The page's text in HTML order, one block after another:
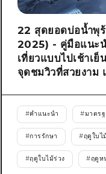
22 สุดยอดบ่อน้ำพุ
2025) - คู่มือแนะ
เที่ยวแบบไปเช้าเ
จุดชมวิวที่สวยงาม
#คำแนะนำ #มาตร
#การรักษา #ฤดูใบไ
#ฤดูใบไม้ร่วง #ฤดูห